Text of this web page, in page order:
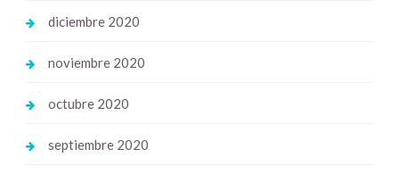
diciembre 2020
noviembre 2020
octubre 2020
septiembre 2020